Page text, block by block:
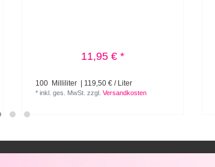
11,95 € *
100 Milliliter | 119,50 € / Liter
*inkl. ges. MwSt. zzgl.Versandkosten